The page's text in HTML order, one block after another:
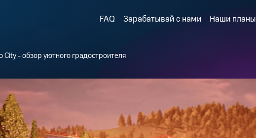
FAQ Зарабатывай с нами Наши планы
City - обзор уютного градостроителя